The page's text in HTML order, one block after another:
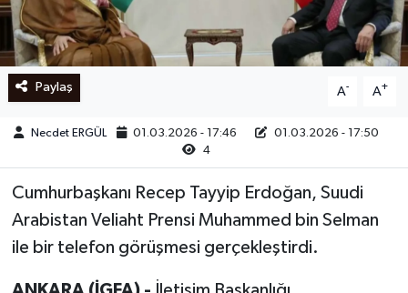
Paylaş A- A+
Necdet ERGÜL 01.03.2026 - 17:46
01.03.2026 - 17:50
4
Cumhurbaşkanı Recep Tayyip Erdoğan, Suudi
Arabistan Veliaht Prensi Muhammed bin Selman
ile bir telefon görüşmesi gerçekleştirdi.
Ege
İzmir
İletişim
Künye
Yerel